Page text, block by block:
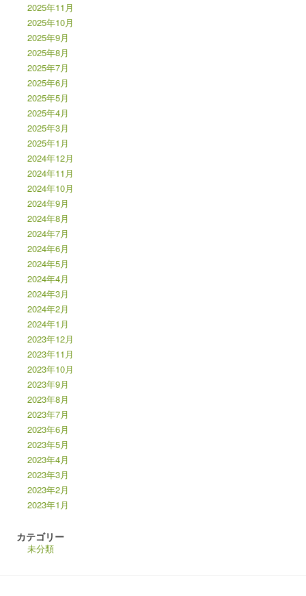
2025年11月
2025年10月
2025年9月
2025年8月
2025年7月
2025年6月
2025年5月
2025年4月
2025年3月
2025年1月
2024年12月
2024年11月
2024年10月
2024年9月
2024年8月
2024年7月
2024年6月
2024年5月
2024年4月
2024年3月
2024年2月
2024年1月
2023年12月
2023年11月
2023年10月
2023年9月
2023年8月
2023年7月
2023年6月
2023年5月
2023年4月
2023年3月
2023年2月
2023年1月
カテゴリー
未分類